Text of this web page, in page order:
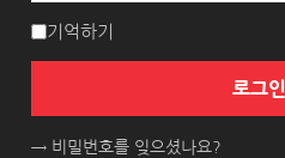
기억하기
로그인
→ 비밀번호를 잊으셨나요?